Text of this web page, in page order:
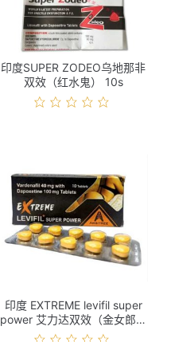
印度SUPER ZODEO乌地那非
双效（红水鬼） 10s
印度 EXTREME levifil super
power 艾力达双效（金女郎）
10s 价格